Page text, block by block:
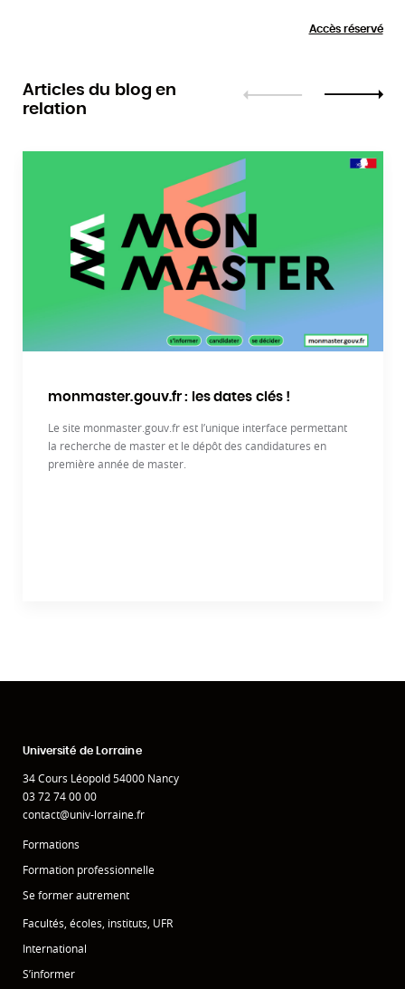
Accès réservé
Articles du blog en
relation
monmaster.gouv.fr : les dates clés !
Le site monmaster.gouv.fr est l’unique interface permettant
la recherche de master et le dépôt des candidatures en
première année de master.
Université de Lorraine
34 Cours Léopold 54000 Nancy
03 72 74 00 00
contact@univ-lorraine.fr
Formations
Formation professionnelle
Se former autrement
Facultés, écoles, instituts, UFR
International
S’informer